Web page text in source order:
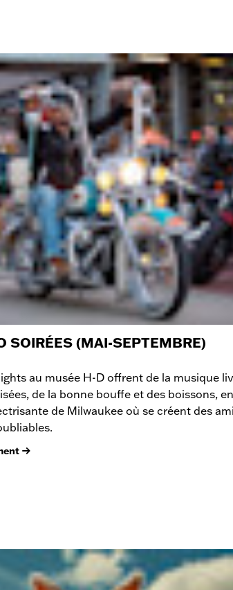
SOIRÉES (MAI-SEPTEMBRE)
au musée H-D offrent de la musique
de la bonne bouffe et des boissons,
de Milwaukee où se créent des